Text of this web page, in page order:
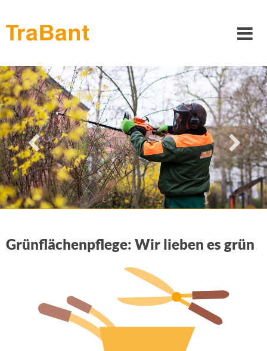
Über uns
Tischlerei
Reinigung
Haushandwerk
Grünfläche
Jobangebote
Instagram
Grünflächenpflege: Wir lieben es grün